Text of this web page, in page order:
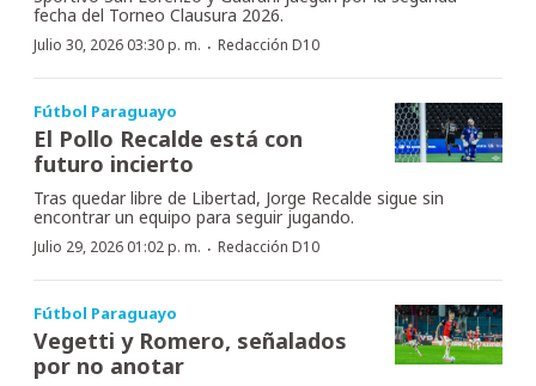
fecha del Torneo Clausura 2026.
Julio 30, 2026 03:30 p. m. · Redacción D10
Fútbol Paraguayo
El Pollo Recalde está con
futuro incierto
Tras quedar libre de Libertad, Jorge Recalde sigue sin
encontrar un equipo para seguir jugando.
Julio 29, 2026 01:02 p. m. · Redacción D10
Fútbol Paraguayo
Vegetti y Romero, señalados
por no anotar